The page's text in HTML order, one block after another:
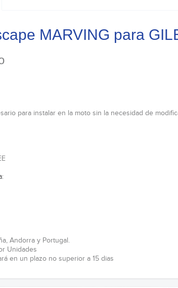
MARVING para
para instalar en la moto sin la necesidad de
:
Andorra y Portugal.
Unidades
en un plazo no superior a 15 dias